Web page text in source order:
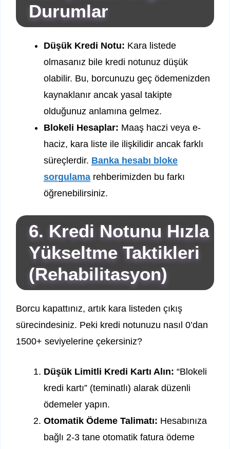
Durumlar
Düşük Kredi Notu: Kara listede
olmasanız bile kredi notunuz düşük
olabilir. Bu, borcunuzu geç ödemenizden
kaynaklanır ancak yasal takipte
olduğunuz anlamına gelmez.
Blokeli Hesaplar: Maaş haczi veya e-
haciz, kara liste ile ilişkilidir ancak farklı
süreçlerdir. Banka hesabı bloke
sorgulama rehberimizden bu farkı
öğrenebilirsiniz.
6. Kredi Notunu Hızla
Yükseltme Taktikleri
(Rehabilitasyon)
Borcu kapattınız, artık kara listeden çıkış
sürecindesiniz. Peki kredi notunuzu nasıl 0’dan
1500+ seviyelerine çekersiniz?
Düşük Limitli Kredi Kartı Alın: “Blokeli
kredi kartı” (teminatlı) alarak düzenli
ödemeler yapın.
Otomatik Ödeme Talimatı: Hesabınıza
bağlı 2-3 tane otomatik fatura ödeme